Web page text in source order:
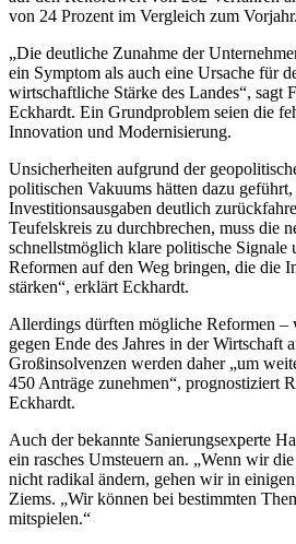
von 24 Prozent im Vergleich zum Vorjahr.
„Die deutliche Zunahme der
ein Symptom als auch eine Ursache für
wirtschaftliche Stärke des Landes“, sagt
Eckhardt. Ein Grundproblem seien die
Innovation und Modernisierung.
Unsicherheiten aufgrund der
politischen Vakuums hätten dazu
Investitionsausgaben deutlich
Teufelskreis zu durchbrechen, muss die
schnellstmöglich klare politische Signale
Reformen auf den Weg bringen, die die
stärken“, erklärt Eckhardt.
Allerdings dürften mögliche Reformen –
gegen Ende des Jahres in der Wirtschaft
Großinsolvenzen werden daher „um
450 Anträge zunehmen“, prognostiziert
Eckhardt.
Auch der bekannte Sanierungsexperte
ein rasches Umsteuern an. „Wenn wir
nicht radikal ändern, gehen wir in
Ziems. „Wir können bei bestimmten
mitspielen.“